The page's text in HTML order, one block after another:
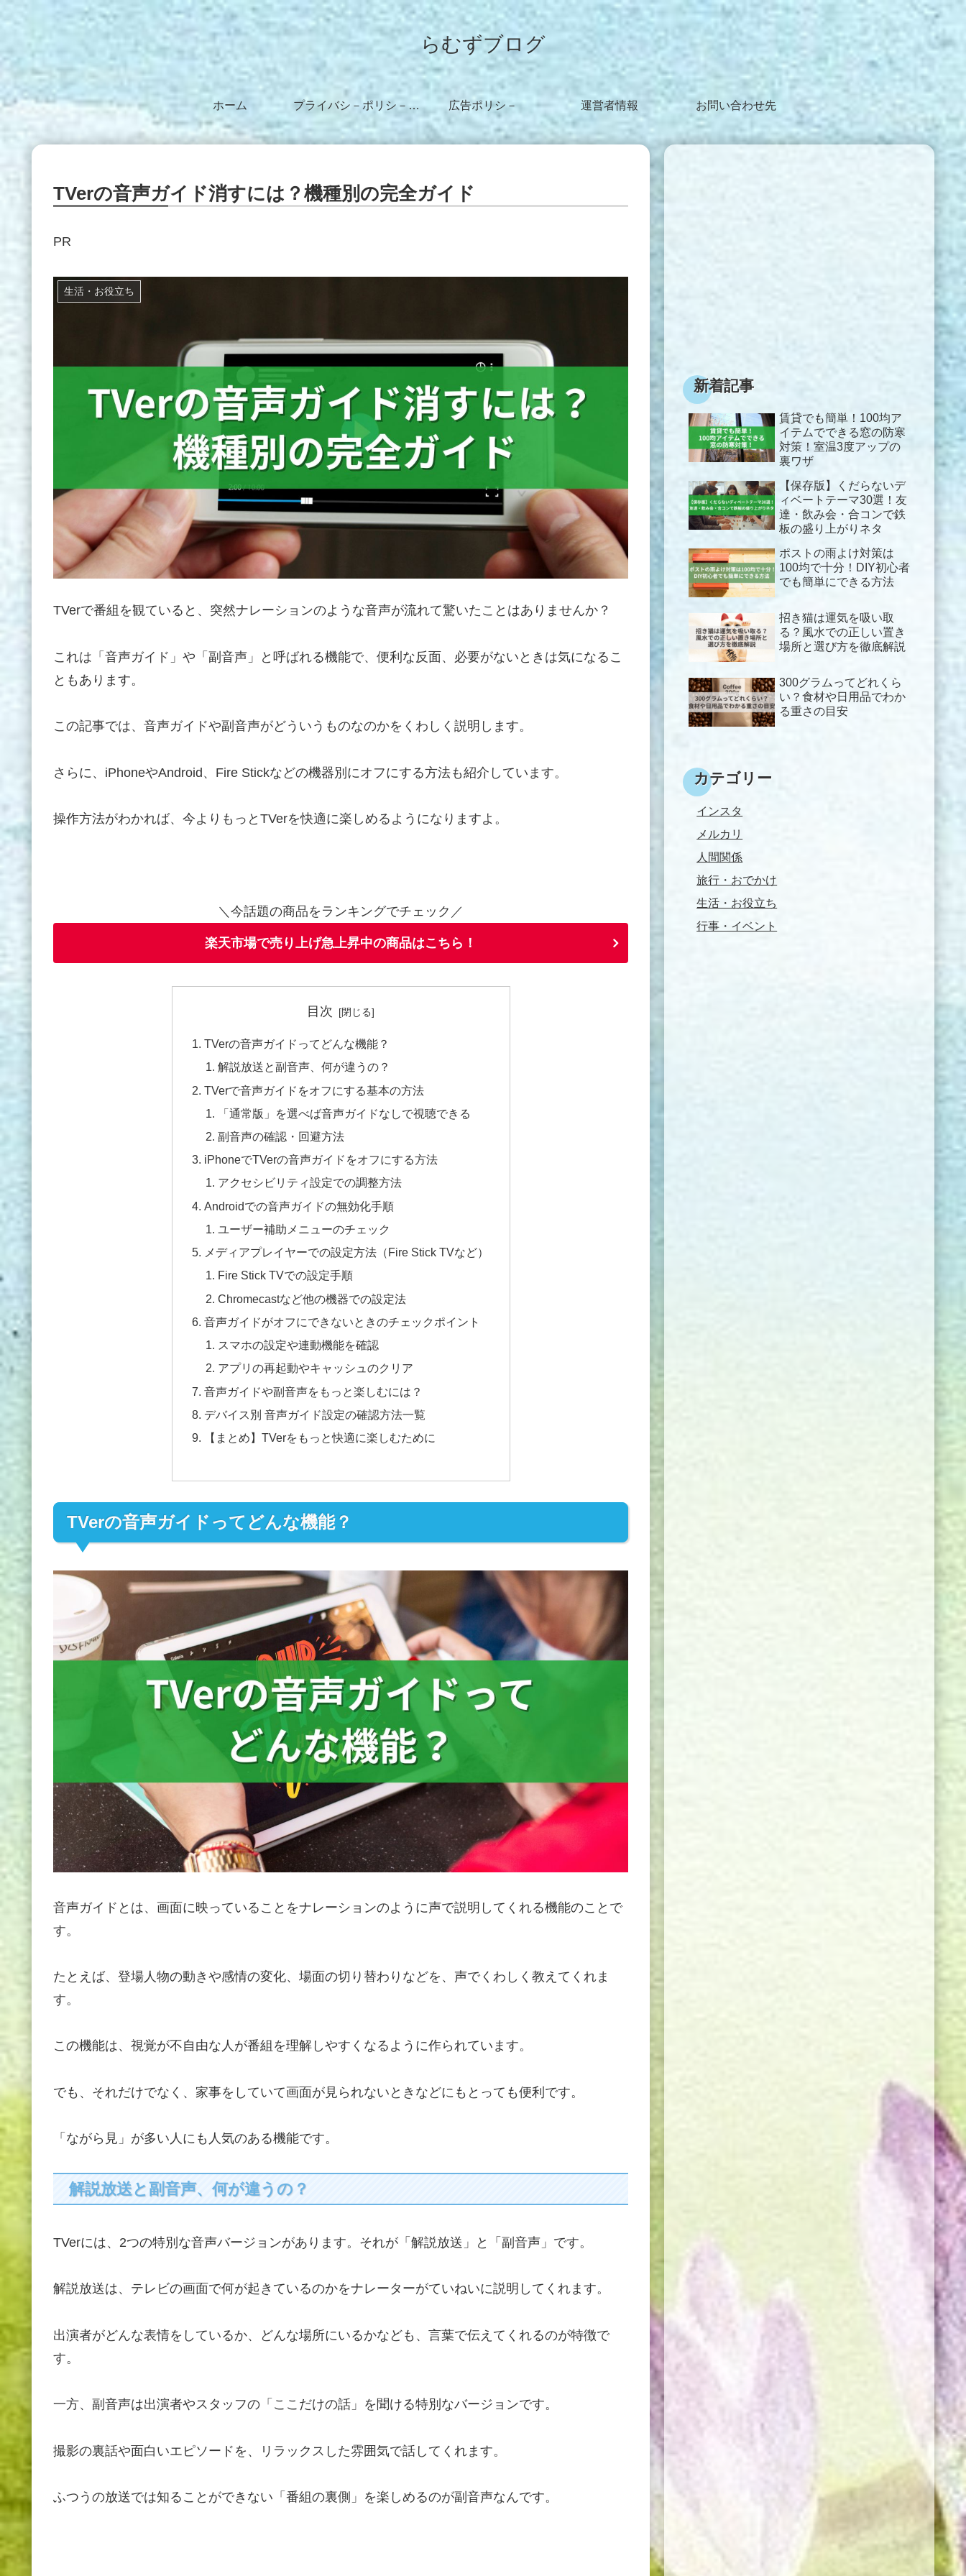
らむずブログ
ホーム プライバシ－ポリシ－・免責事項 広告ポリシ－ 運営者情報 お問い合わせ先
TVerの音声ガイド消すには？機種別の完全ガイド
PR
生活・お役立ち
TVerで番組を観ていると、突然ナレーションのような音声が流れて驚いたことはありませんか？
これは「音声ガイド」や「副音声」と呼ばれる機能で、便利な反面、必要がないときは気になるこ
ともあります。
この記事では、音声ガイドや副音声がどういうものなのかをくわしく説明します。
さらに、iPhoneやAndroid、Fire Stickなどの機器別にオフにする方法も紹介しています。
操作方法がわかれば、今よりもっとTVerを快適に楽しめるようになりますよ。
＼今話題の商品をランキングでチェック／
楽天市場で売り上げ急上昇中の商品はこちら！
目次
TVerの音声ガイドってどんな機能？
解説放送と副音声、何が違うの？
TVerで音声ガイドをオフにする基本の方法
「通常版」を選べば音声ガイドなしで視聴できる
副音声の確認・回避方法
iPhoneでTVerの音声ガイドをオフにする方法
アクセシビリティ設定での調整方法
Androidでの音声ガイドの無効化手順
ユーザー補助メニューのチェック
メディアプレイヤーでの設定方法（Fire Stick TVなど）
Fire Stick TVでの設定手順
Chromecastなど他の機器での設定法
音声ガイドがオフにできないときのチェックポイント
スマホの設定や連動機能を確認
アプリの再起動やキャッシュのクリア
音声ガイドや副音声をもっと楽しむには？
デバイス別 音声ガイド設定の確認方法一覧
【まとめ】TVerをもっと快適に楽しむために
TVerの音声ガイドってどんな機能？
音声ガイドとは、画面に映っていることをナレーションのように声で説明してくれる機能のことで
す。
たとえば、登場人物の動きや感情の変化、場面の切り替わりなどを、声でくわしく教えてくれま
す。
この機能は、視覚が不自由な人が番組を理解しやすくなるように作られています。
でも、それだけでなく、家事をしていて画面が見られないときなどにもとっても便利です。
「ながら見」が多い人にも人気のある機能です。
解説放送と副音声、何が違うの？
TVerには、2つの特別な音声バージョンがあります。それが「解説放送」と「副音声」です。
解説放送は、テレビの画面で何が起きているのかをナレーターがていねいに説明してくれます。
出演者がどんな表情をしているか、どんな場所にいるかなども、言葉で伝えてくれるのが特徴で
す。
一方、副音声は出演者やスタッフの「ここだけの話」を聞ける特別なバージョンです。
撮影の裏話や面白いエピソードを、リラックスした雰囲気で話してくれます。
ふつうの放送では知ることができない「番組の裏側」を楽しめるのが副音声なんです。
新着記事
賃貸でも簡単！100均ア
イテムでできる窓の防寒
対策！室温3度アップの
裏ワザ
【保存版】くだらないデ
ィベートテーマ30選！友
達・飲み会・合コンで鉄
板の盛り上がりネタ
ポストの雨よけ対策は
100均で十分！DIY初心者
でも簡単にできる方法
招き猫は運気を吸い取
る？風水での正しい置き
場所と選び方を徹底解説
300グラムってどれくら
い？食材や日用品でわか
る重さの目安
カテゴリー
インスタ
メルカリ
人間関係
旅行・おでかけ
生活・お役立ち
行事・イベント